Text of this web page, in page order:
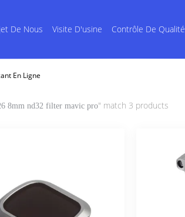
De Nous Visite D'usine Contrôle De Qualité
En Ligne
8mm nd32 filter mavic pro" match 3 products